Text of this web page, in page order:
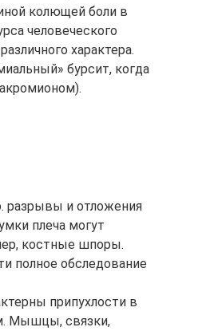
колющей боли в
человеческого
характера.
бурсит, когда
разрывы и отложения
плеча могут
костные шпоры.
полное обследование
припухлости в
Мышцы, связки,